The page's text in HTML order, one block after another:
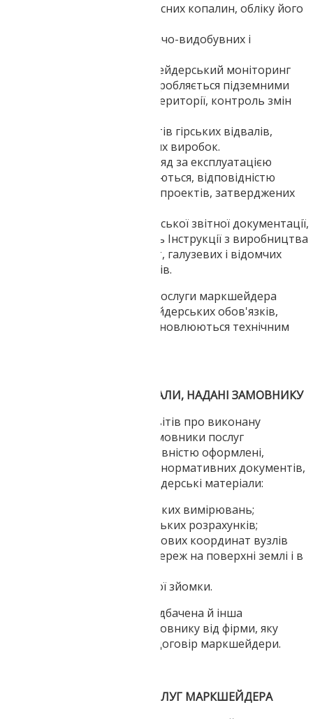
підрахунку запасів корисних копалин, обліку його
Підготовка планів гірничо-видобувних і
Деформаційний маркшейдерський моніторинг
будівель і споруд на підробляється підземними
гірничими виробками території, контроль змін
Контроль стійкості бортів гірських відвалів,
хвостосховищ, кар'єрних виробок.
Маркшейдерський нагляд за експлуатацією
родовищ, що розробляються, відповідністю
гірських робіт вимогам проектів, затверджених
Складання маркшейдерської звітної документації,
відповідно до положень Інструкції з виробництва
маркшейдерських робіт, галузевих і відомчих
нормативних документів.
При укладанні договору на послуги маркшейдера
перелік конкретних маркшейдерських обов'язків,
вимоги до їх виконання встановлюються технічним
МАРКШЕЙДЕРСЬКІ МАТЕРІАЛИ, НАДАНІ ЗАМОВНИКУ
Крім регулярних технічних звітів про виконану
маркшейдерської роботі, замовники послуг
маркшейдера отримують повністю оформлені,
відповідно до вимог чинних нормативних документів,
такі поточні робочі маркшейдерські матеріали:
журнали маркшейдерських вимірювань;
відомості маркшейдерських розрахунків;
каталог висотних і планових координат вузлів
опорних геодезичних мереж на поверхні землі і в
плани, маркшейдерської зйомки.
Контрактом може бути передбачена й інша
документація, необхідна замовнику від фірми, яку
представляють виконують договір маркшейдери.
ЗАГАЛЬНІ ВИМОГИ ДО ПОСЛУГ МАРКШЕЙДЕРА